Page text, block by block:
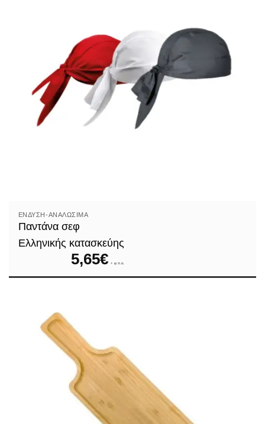
ΈΝΔΥΣΗ-ΑΝΑΛΏΣΙΜΑ
Παντάνα σεφ
Ελληνικής κατασκεύης
5,65€ + φ.π.α.